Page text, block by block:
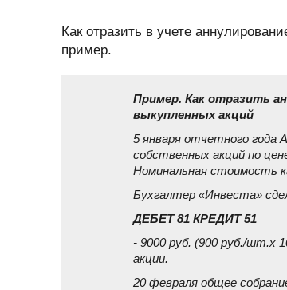
Как отразить в учете
пример.
Пример. Как отразить
выкупленных акций
5 января отчетного года
собственных акций по
Номинальная стоимость
Бухгалтер «Инвеста»
ДЕБЕТ 81 КРЕДИТ 51
- 9000 руб. (900 руб./шт.x
акции.
20 февраля общее